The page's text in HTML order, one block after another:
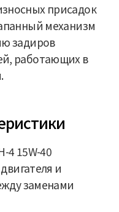
присадок
механизм
задиров
работающих в
4 15W-40
и
заменами